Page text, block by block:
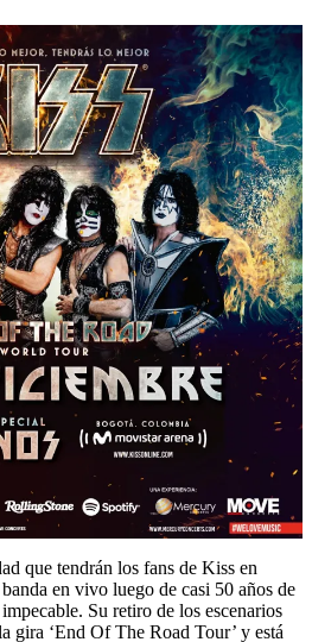
que tendrán los fans de Kiss en
en vivo luego de casi 50 años de
Su retiro de los escenarios
gira ‘End Of The Road Tour’ y está